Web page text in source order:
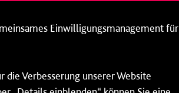
Einwilligungsmanagement für
Verbesserung unserer Website